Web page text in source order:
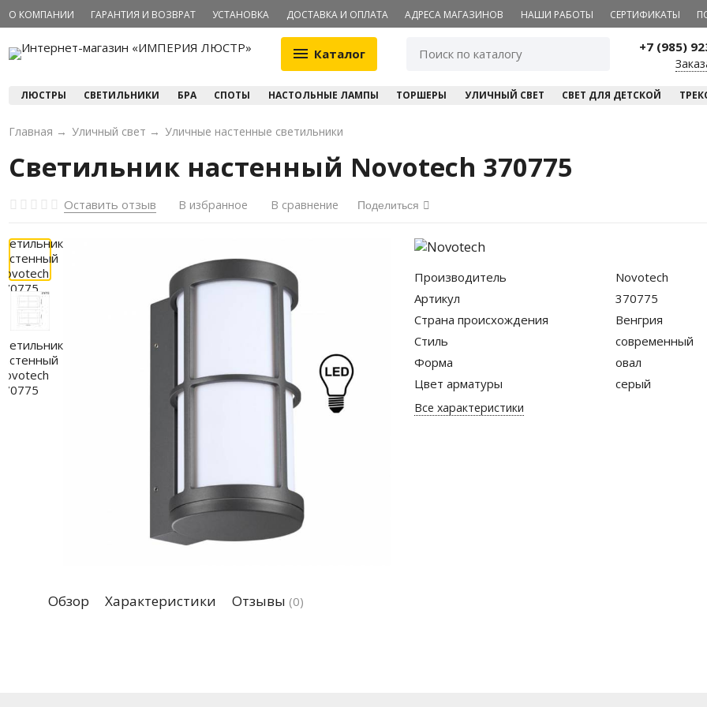
О КОМПАНИИ ГАРАНТИЯ И ВОЗВРАТ УСТАНОВКА ДОСТАВКА И ОПЛАТА АДРЕСА МАГАЗИНОВ НАШИ РАБОТЫ СЕРТИФИКАТЫ
Каталог +7 (985)
ЛЮСТРЫ СВЕТИЛЬНИКИ БРА СПОТЫ НАСТОЛЬНЫЕ ЛАМПЫ ТОРШЕРЫ УЛИЧНЫЙ СВЕТ СВЕТ ДЛЯ ДЕТСКОЙ
Главная → Уличный свет → Уличные настенные светильники
Светильник настенный Novotech 370775
Оставить отзыв В избранное В сравнение Поделиться
Производитель
Novotech
Артикул
370775
Страна происхождения
Венгрия
Стиль
современный
Форма
овал
Цвет арматуры
серый
Все характеристики
Обзор Характеристики Отзывы (0)